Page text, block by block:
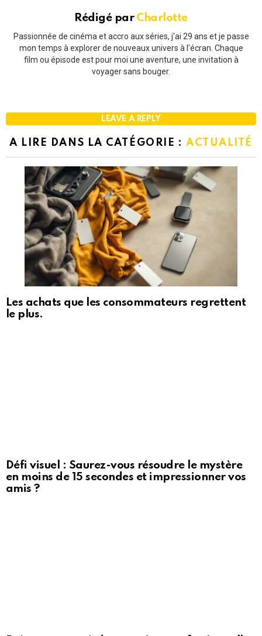
Rédigé par Charlotte
Passionnée de cinéma et accro aux séries, j'ai 29 ans et je passe
mon temps à explorer de nouveaux univers à l'écran. Chaque
film ou épisode est pour moi une aventure, une invitation à
voyager sans bouger.
LEAVE A REPLY
A LIRE DANS LA CATÉGORIE : ACTUALITÉ
Les achats que les consommateurs regrettent
le plus.
Défi visuel : Saurez-vous résoudre le mystère
en moins de 15 secondes et impressionner vos
amis ?